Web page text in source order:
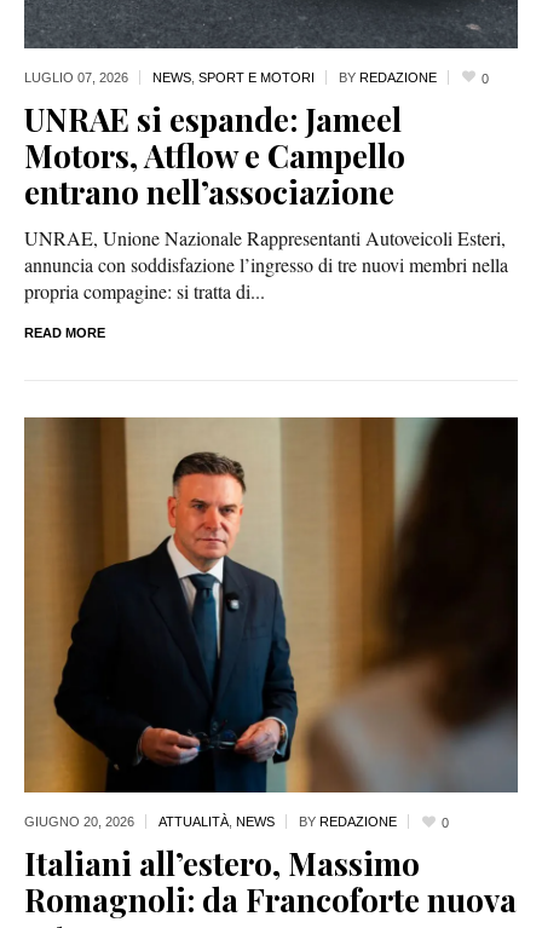
LUGLIO 07, 2026 NEWS SPORT E MOTORI BY REDAZIONE 0
UNRAE si espande: Jameel
Motors, Atflow e Campello
entrano nell’associazione
UNRAE, Unione Nazionale Rappresentanti Autoveicoli Esteri,
annuncia con soddisfazione l’ingresso di tre nuovi membri nella
propria compagine: si tratta di...
READ MORE
GIUGNO 20, 2026 ATTUALITÀ NEWS BY REDAZIONE 0
Italiani all’estero, Massimo
Romagnoli: da Francoforte nuova